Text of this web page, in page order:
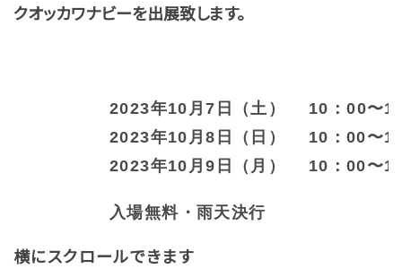
クオッカワナビーを出展致します。
2023年10月7日（土） 10：00〜
2023年10月8日（日） 10：00〜
2023年10月9日（月） 10：00〜
入場無料・雨天決行
横にスクロールできます